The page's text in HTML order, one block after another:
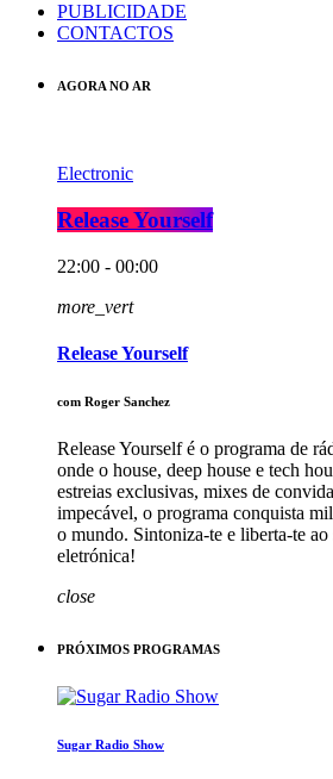
PUBLICIDADE
CONTACTOS
AGORA NO AR
Electronic
Release Yourself
22:00 - 00:00
more_vert
Release Yourself
com Roger Sanchez
Release Yourself é o programa de
onde o house, deep house e tech
estreias exclusivas, mixes de
impecável, o programa conquista
o mundo. Sintoniza-te e liberta-te
eletrónica!
close
PRÓXIMOS PROGRAMAS
Sugar Radio Show